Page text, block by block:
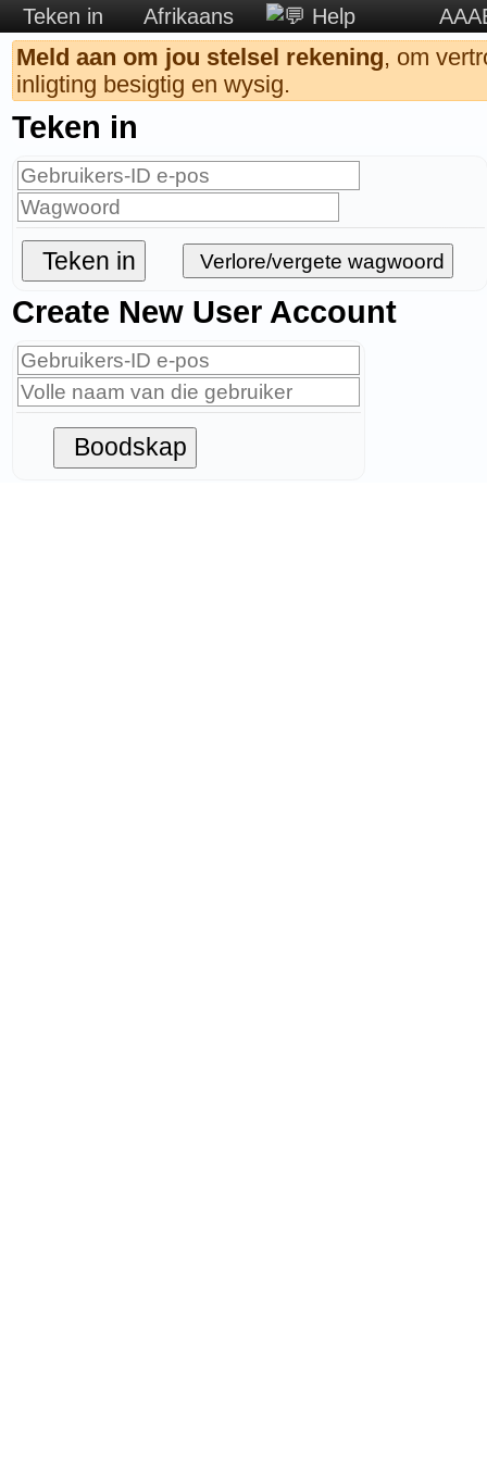
Teken in Afrikaans Help
Meld aan om jou stelsel rekening, om
inligting besigtig en wysig.
Teken in
Teken in Verlore/vergete wagwoord
Create New User Account
Boodskap